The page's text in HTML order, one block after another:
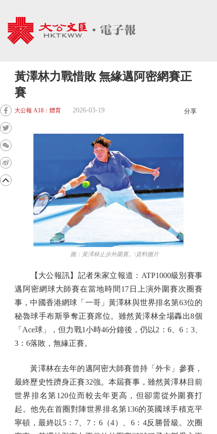
黃澤林力戰惜敗 無緣邁阿密網賽正
賽
大公報 A18：體育 2026-03-19 分享
圖：黃澤林止步外圍賽。\資料圖片
【大公報訊】記者朱家立報道：ATP1000級別賽事
邁阿密網球大師賽在當地時間17日上演外圍賽次圈賽
事，中國香港網球「一哥」黃澤林與世界排名第63位的
秘魯球手布斯爭奪正賽席位。雖然黃澤林全場轟出8個
「Ace球」，但力戰1小時46分鐘後，仍以2：6、6：3、
3：6落敗，無緣正賽。
黃澤林在去年的邁阿密大師賽曾持「外卡」參賽，
最終歷史性躋身正賽32強。本屆賽事，雖然黃澤林目前
世界排名第120位而較去年更高，但卻需從外圍賽打
起。他先在首圈對陣世界排名第136的英國球手積克平
寧頓，最終以5：7、7：6（4）、6：4反勝晉級。次圈